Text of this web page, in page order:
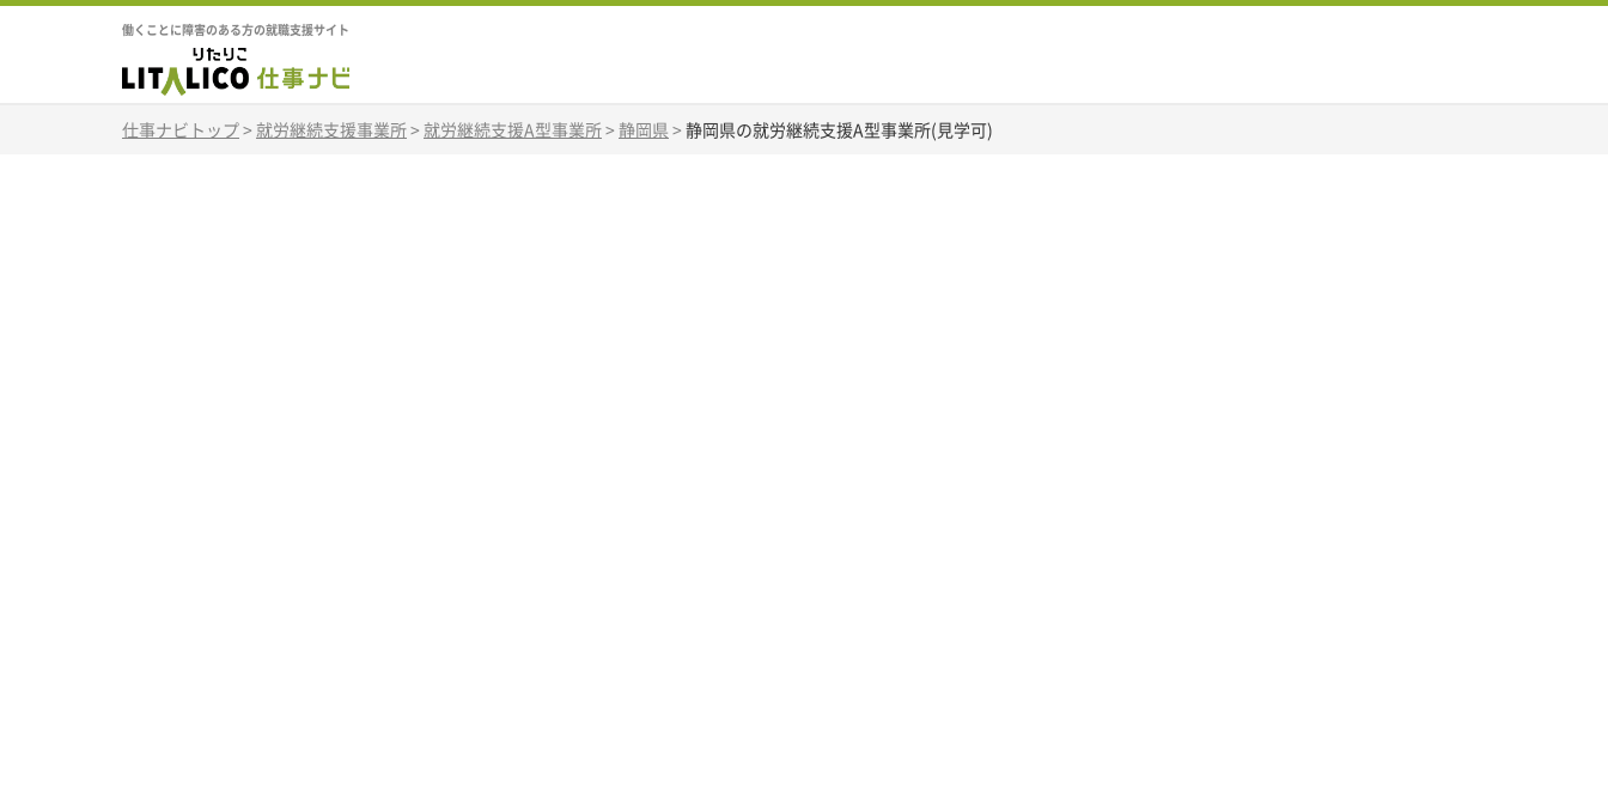
働くことに障害のある方の就職支援サイト
仕事ナビトップ> 就労継続支援事業所> 就労継続支援A型事業所> 静岡県 > 静岡県の就労継続支援A型事業所(見学可)